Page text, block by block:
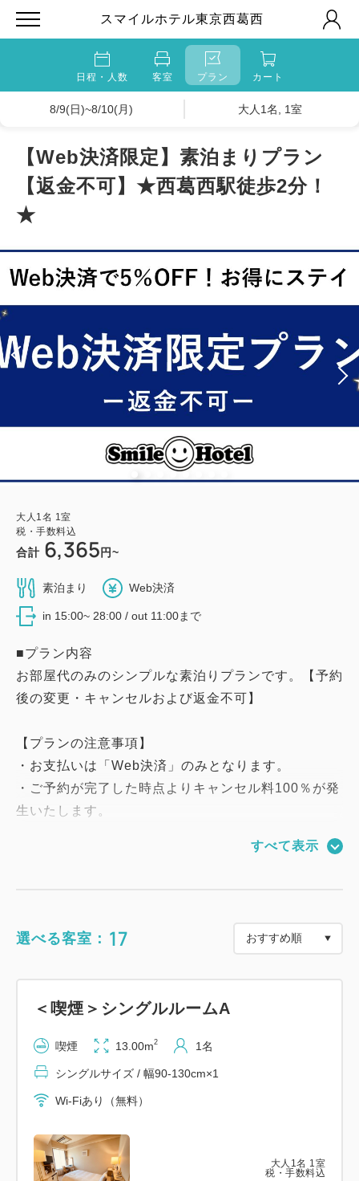
スマイルホテル東京西葛西
日程・人数 客室 プラン カート
8/9(日)~8/10(月) 大人1名, 1室
【Web決済限定】素泊まりプラン
【返金不可】★西葛西駅徒歩2分！
★
大人 1 名 1 室
税・手数料込
合計 6,365 円~
素泊まり Web決済
in 15:00~ 28:00 / out 11:00まで
■プラン内容
お部屋代のみのシンプルな素泊りプランです。【予約
後の変更・キャンセルおよび返金不可】
【プランの注意事項】
・お支払いは「Web決済」のみとなります。
・ご予約が完了した時点よりキャンセル料100％が発
生いたします。
ャンセル料免除の対応は一切致しかねます。
【館内のご案内】
Wi-Fi無料、コインランドリー完備
【客室設備】
TV（地上デジタル、BS）、冷蔵庫、ユニットバ
歯ブラシセット、かみそり、ナイトウェア、ボディ
タオル、フェイスタオル、シャンプー、リンス、ボデ
すべて表示
選べる客室： 17
大人 1 名 1 室
税・手数料込
＜喫煙＞シングルルームA
喫煙 13.00m2 1名
シングルサイズ / 幅90-130cm×1
Wi-Fiあり（無料）